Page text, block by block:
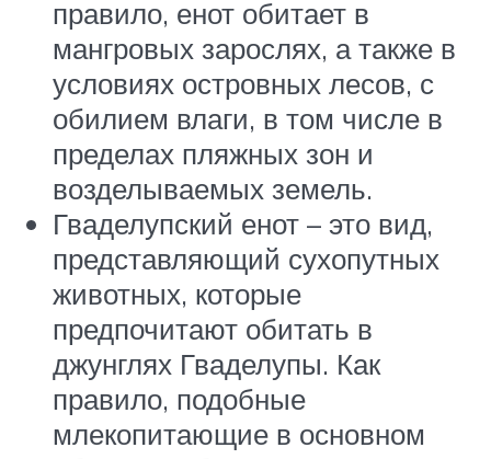
правило, енот обитает в
мангровых зарослях, а также в
условиях островных лесов, с
обилием влаги, в том числе в
пределах пляжных зон и
возделываемых земель.
Гваделупский енот – это вид,
представляющий сухопутных
животных, которые
предпочитают обитать в
джунглях Гваделупы. Как
правило, подобные
млекопитающие в основном